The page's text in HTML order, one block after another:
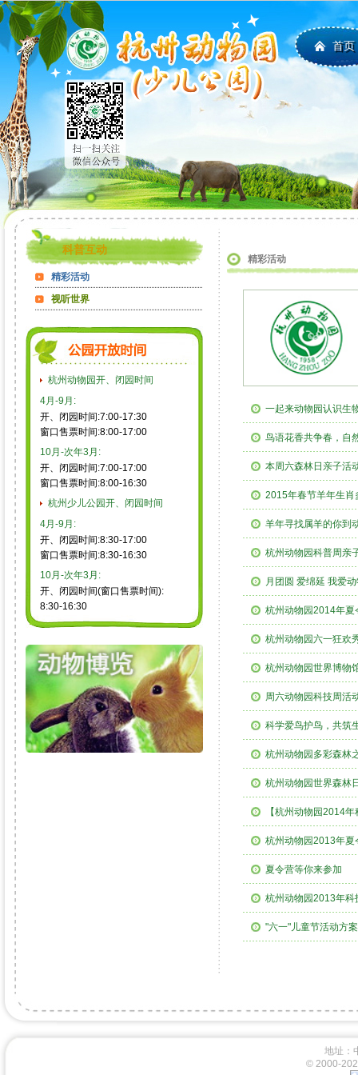
首页
科普互动
精彩活动
视听世界
杭州动物园开、闭园时间
4月-9月:
开、闭园时间:7:00-17:30
窗口售票时间:8:00-17:00
10月-次年3月:
开、闭园时间:7:00-17:00
窗口售票时间:8:00-16:30
杭州少儿公园开、闭园时间
4月-9月:
开、闭园时间:8:30-17:00
窗口售票时间:8:30-16:30
10月-次年3月:
开、闭园时间(窗口售票时间):
8:30-16:30
精彩活动
一起来动物园认识生
鸟语花香共争春，
本周六森林日亲子活
2015年春节羊年生肖
羊年寻找属羊的你到
杭州动物园科普周亲
月团圆 爱绵延 我爱
杭州动物园2014年夏
杭州动物园六一狂欢
杭州动物园世界博物
周六动物园科技周活
科学爱鸟护鸟，共
杭州动物园多彩森林
杭州动物园世界森林
【杭州动物园2014
杭州动物园2013年夏
夏令营等你来参加
杭州动物园2013年科
"六一"儿童节活动方案
地址
© 2000-